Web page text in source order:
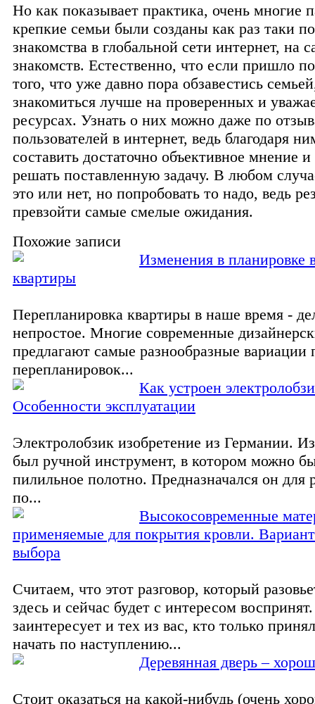
Но как показывает практика, очень многие
крепкие семьи были созданы как раз таки
знакомства в глобальной сети интернет, на
знакомств. Естественно, что если пришло
того, что уже давно пора обзавестись
знакомиться лучше на проверенных и
ресурсах. Узнать о них можно даже по
пользователей в интернет, ведь благодаря
составить достаточно объективное мнение
решать поставленную задачу. В любом
это или нет, но попробовать то надо, ведь
превзойти самые смелые ожидания.
Похожие записи
Изменения в планировке
квартиры
Перепланировка квартиры в наше время -
непростое. Многие современные
предлагают самые разнообразные вариации
перепланировок...
Как устроен
Особенности эксплуатации
Электролобзик изобретение из Германии.
был ручной инструмент, в котором можно
пилильное полотно. Предназначался он для
по...
Высокосовременные
применяемые для покрытия кровли.
выбора
Считаем, что этот разговор, который
здесь и сейчас будет с интересом
заинтересует и тех из вас, кто только
начать по наступлению...
Деревянная дверь –
Стоит оказаться на какой-нибудь (очень